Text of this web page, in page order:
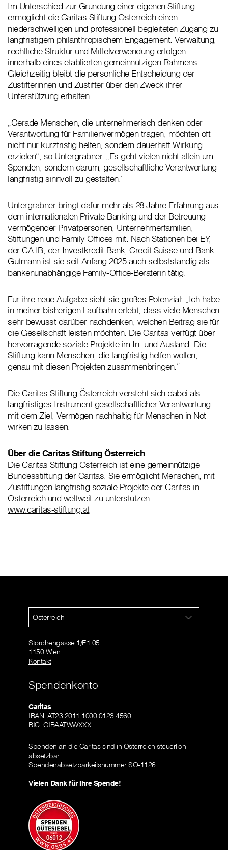
Im Unterschied zur Gründung einer eigenen Stiftung
ermöglicht die Caritas Stiftung Österreich einen
niederschwelligen und professionell begleiteten Zugang zu
langfristigem philanthropischem Engagement. Verwaltung,
rechtliche Struktur und Mittelverwendung erfolgen
innerhalb eines etablierten gemeinnützigen Rahmens.
Gleichzeitig bleibt die persönliche Entscheidung der
Zustifterinnen und Zustifter über den Zweck ihrer
Unterstützung erhalten.
„Gerade Menschen, die unternehmerisch denken oder
Verantwortung für Familienvermögen tragen, möchten oft
nicht nur kurzfristig helfen, sondern dauerhaft Wirkung
erzielen“, so Untergrabner. „Es geht vielen nicht allein um
Spenden, sondern darum, gesellschaftliche Verantwortung
langfristig sinnvoll zu gestalten.“
Untergrabner bringt dafür mehr als 28 Jahre Erfahrung aus
dem internationalen Private Banking und der Betreuung
vermögender Privatpersonen, Unternehmerfamilien,
Stiftungen und Family Offices mit. Nach Stationen bei EY,
der CA IB, der Investkredit Bank, Credit Suisse und Bank
Gutmann ist sie seit Anfang 2025 auch selbstständig als
bankenunabhängige Family-Office-Beraterin tätig.
Für ihre neue Aufgabe sieht sie großes Potenzial: „Ich habe
in meiner bisherigen Laufbahn erlebt, dass viele Menschen
sehr bewusst darüber nachdenken, welchen Beitrag sie für
die Gesellschaft leisten möchten. Die Caritas verfügt über
hervorragende soziale Projekte im In- und Ausland. Die
Stiftung kann Menschen, die langfristig helfen wollen,
genau mit diesen Projekten zusammenbringen.“
Die Caritas Stiftung Österreich versteht sich dabei als
langfristiges Instrument gesellschaftlicher Verantwortung –
mit dem Ziel, Vermögen nachhaltig für Menschen in Not
wirken zu lassen.
Über die Caritas Stiftung Österreich
Die Caritas Stiftung Österreich ist eine gemeinnützige
Bundesstiftung der Caritas. Sie ermöglicht Menschen, mit
Zustiftungen langfristig soziale Projekte der Caritas in
Österreich und weltweit zu unterstützen.
www.caritas-stiftung.at
Österreich
Storchengasse 1/E1 05
1150 Wien
Kontakt
Spendenkonto
Caritas
IBAN: AT23 2011 1000 0123 4560
BIC: GIBAATWWXXX
Spenden an die Caritas sind in Österreich steuerlich
absetzbar.
Spendenabsetzbarkeitsnummer SO-1126
Vielen Dank für Ihre Spende!